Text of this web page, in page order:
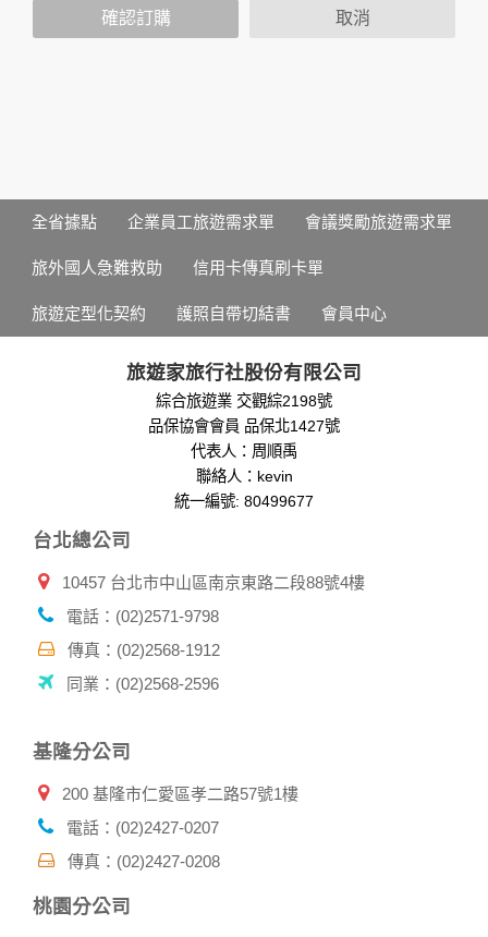
您個人在本網站上的聊天室或討論區中任意公開個人資料的行
於一般瀏覽時，伺服器會自行記錄相關行徑，包括您使用連線
設備的 IP 位址、使用時間、使用的瀏覽器、瀏覽及點選資料記
用，決不對外公布。
分析，分析結果之統計數據或說明文字呈現，除供內部研究
外，我們會視需要公佈統計數據及說明文字，但不涉及特定個
除非取得您的同意或其他法令之特別規定，本網站絕不會將您
的個人資料揭露予第三人或使用於蒐集目的以外之其他用途。
在您於本網站註冊帳號、使用本網站相關產品、服務、活動或
贈獎時，本網站會收集您的個人識別資料，本網站也可以從商
業夥伴處取得個人資料。
當客戶在本網站註冊時，我們會取得您的姓名、電話、住址、
當您註冊成功，並登入使用我們的服務後，我們即取得您的資
號、電子郵件、出生日期、性別、行業等相關資料，當您註冊
成功，並登入使用我們的服務後，本網站即取得您的資料。
其他除了上述，會保留您在上網瀏覽或查詢時，伺服器自行產
生的相關記錄，包括您使用連線設備的 IP 位址、使用時間、使
的瀏覽器予以標示，歸納使用者瀏覽器在本網站內部所瀏覽的
商，或與連結本網站，也可能蒐集您個人的資料。對於您主動
保護政策，其資料處理措施不適用本網站隱私權保護政策，本
公司不負任何連帶責任。
或電子郵件給您。本公司除了在該資料或電子郵件上註明是由
收這些資料或電子郵件的方法及說明。
確認訂購 取消
全省據點 企業員工旅遊需求單 會議獎勵旅遊需求單
旅外國人急難救助 信用卡傳真刷卡單
旅遊定型化契約 護照自帶切結書 會員中心
旅遊家旅行社股份有限公司
綜合旅遊業 交觀綜2198號
品保協會會員 品保北1427號
代表人：周順禹
聯絡人：kevin
統一編號: 80499677
台北總公司
10457 台北市中山區南京東路二段88號4樓
電話：(02)2571-9798
傳真：(02)2568-1912
同業：(02)2568-2596
基隆分公司
200 基隆市仁愛區孝二路57號1樓
電話：(02)2427-0207
傳真：(02)2427-0208
桃園分公司